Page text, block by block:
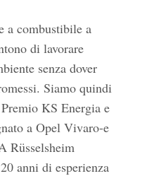
a combustibile a
di lavorare
senza dover
Siamo quindi
KS Energia e
a Opel Vivaro-e
Rüsselsheim
anni di esperienza